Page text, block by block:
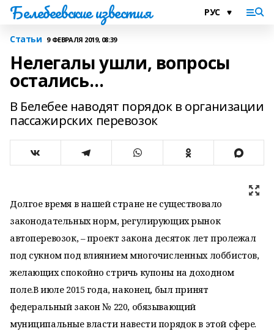
Белебеевские известия
Статьи 9 ФЕВРАЛЯ 2019, 08:39
Нелегалы ушли, вопросы
остались…
В Белебее наводят порядок в организации
пассажирских перевозок
Долгое время в нашей стране не существовало
законодательных норм, регулирующих рынок
автоперевозок, – проект закона десяток лет пролежал
под сукном под влиянием многочисленныхлоббистов,
желающих спокойно стричь купоны на доходном
поле.В июле 2015 года, наконец, был принят
федеральный закон № 220, обязывающий
муниципальные власти навести порядок в этой сфере.